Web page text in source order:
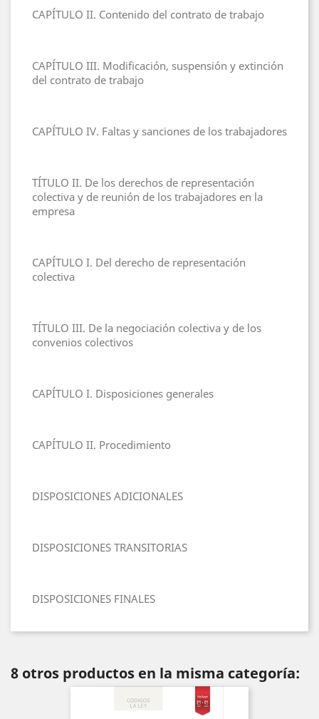
CAPÍTULO II. Contenido del contrato de trabajo
CAPÍTULO III. Modificación, suspensión y extinción
del contrato de trabajo
CAPÍTULO IV. Faltas y sanciones de los trabajadores
TÍTULO II. De los derechos de representación
colectiva y de reunión de los trabajadores en la
empresa
CAPÍTULO I. Del derecho de representación
colectiva
TÍTULO III. De la negociación colectiva y de los
convenios colectivos
CAPÍTULO I. Disposiciones generales
CAPÍTULO II. Procedimiento
DISPOSICIONES ADICIONALES
DISPOSICIONES TRANSITORIAS
DISPOSICIONES FINALES
8 otros productos en la misma categoría: